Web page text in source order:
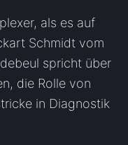
als es auf
Schmidt vom
spricht über
die Rolle von
in Diagnostik